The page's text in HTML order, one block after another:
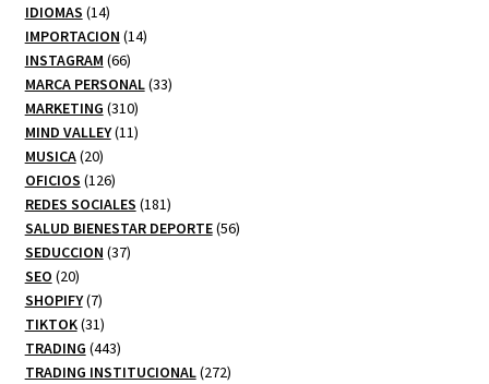
IDIOMAS 1414
productos
IMPORTACION 1414
INSTAGRAM 6666
productos
MARCA PERSONAL 3333
MARKETING 310310
productos
MIND VALLEY 1111
MUSICA 2020
productos
OFICIOS 126126
productos
REDES SOCIALES 181181
productos
SALUD BIENESTAR DEPORTE 5656
SEDUCCION 3737
SEO 2020
productos
SHOPIFY 77
productos
TIKTOK 3131
productos
TRADING 443443
productos
TRADING INSTITUCIONAL 272272